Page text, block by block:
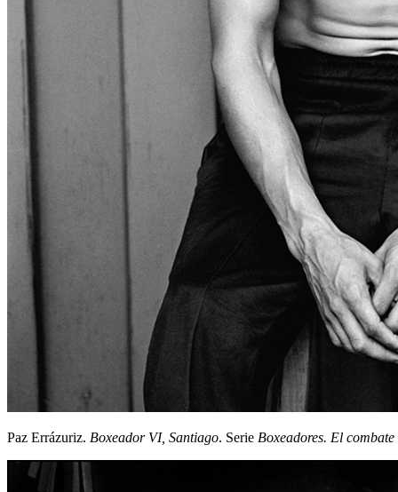
Paz Errázuriz. Boxeador VI, Santiago. Serie Boxeadores. El